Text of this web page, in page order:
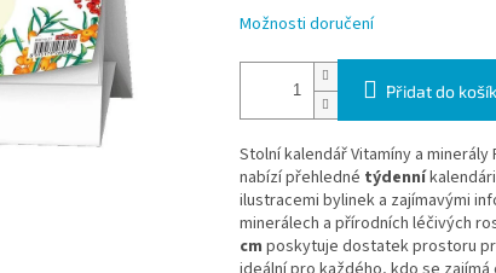
Možnosti doručení
Přidat do
Stolní kalendář Vitamíny a minerály
nabízí přehledné týdenní
ilustracemi bylinek a zajímavými
minerálech a přírodních léčivých
cm poskytuje dostatek prostoru